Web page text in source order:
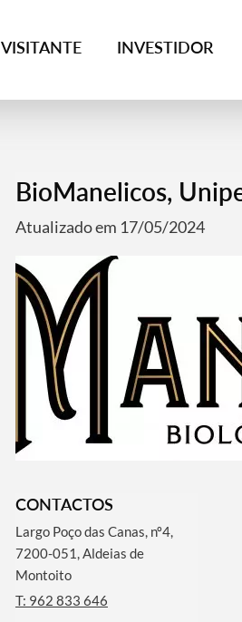
VISITANTE INVESTIDOR
BioManelicos,
Atualizado em 17/05/2024
CONTACTOS
Largo Poço das Canas, nº4,
7200-051, Aldeias de
Montoito
T: 962 833 646